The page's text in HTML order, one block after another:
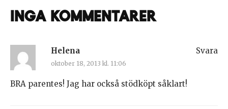
Inga kommentarer
Helena
oktober 18, 2013 kl. 11:06
BRA parentes! Jag har också stödköpt såklart!
Svara